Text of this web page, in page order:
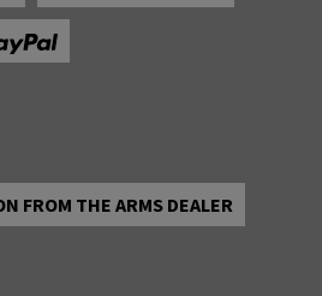
FROM THE ARMS DEALER